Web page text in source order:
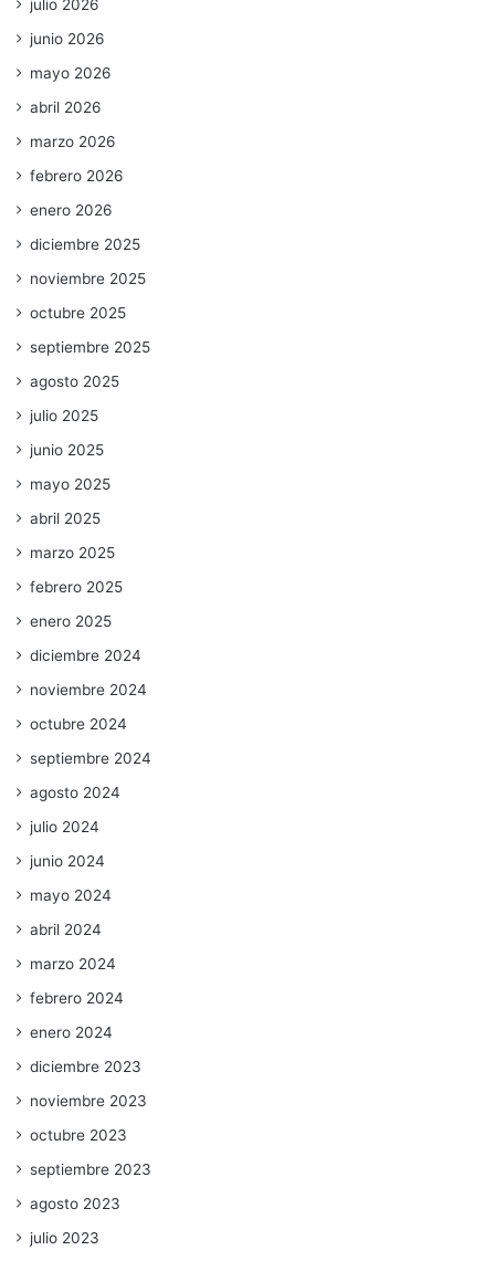
julio 2026
junio 2026
mayo 2026
abril 2026
marzo 2026
febrero 2026
enero 2026
diciembre 2025
noviembre 2025
octubre 2025
septiembre 2025
agosto 2025
julio 2025
junio 2025
mayo 2025
abril 2025
marzo 2025
febrero 2025
enero 2025
diciembre 2024
noviembre 2024
octubre 2024
septiembre 2024
agosto 2024
julio 2024
junio 2024
mayo 2024
abril 2024
marzo 2024
febrero 2024
enero 2024
diciembre 2023
noviembre 2023
octubre 2023
septiembre 2023
agosto 2023
julio 2023